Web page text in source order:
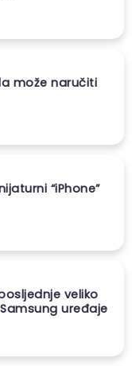
može naručiti
“iPhone”
veliko
uređaje